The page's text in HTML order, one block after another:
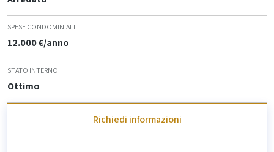
SPESE CONDOMINIALI
12.000 €/anno
STATO INTERNO
Ottimo
Richiedi informazioni